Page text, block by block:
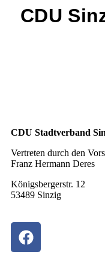
CDU
CDU Stadtverband
Vertreten durch den
Franz Hermann Deres
Königsbergerstr. 12
53489 Sinzig